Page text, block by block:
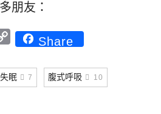
朋友：
CopyShare
失眠 7 腹式呼吸 10